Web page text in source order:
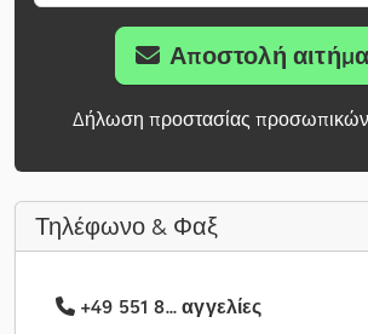
Αποστολή
Δήλωση προστασίας
Τηλέφωνο & Φαξ
+49 551 8... αγγελίες